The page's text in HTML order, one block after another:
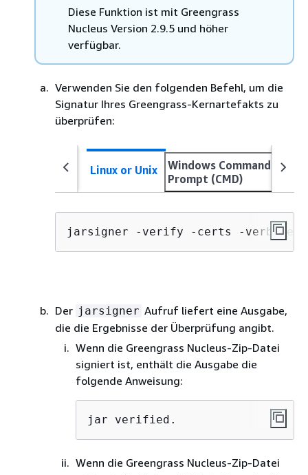
Diese Funktion ist mit Greengrass
Nucleus Version 2.9.5 und höher
verfügbar.
Verwenden Sie den folgenden Befehl, um die
Signatur Ihres Greengrass-Kernartefakts zu
überprüfen:
Linux or Unix
Windows Command
Prompt (CMD)
jarsigner -verify -certs -verbose
Der jarsigner Aufruf liefert eine Ausgabe,
die die Ergebnisse der Überprüfung angibt.
Wenn die Greengrass Nucleus-Zip-Datei
signiert ist, enthält die Ausgabe die
folgende Anweisung:
jar verified.
Wenn die Greengrass Nucleus-Zip-Datei